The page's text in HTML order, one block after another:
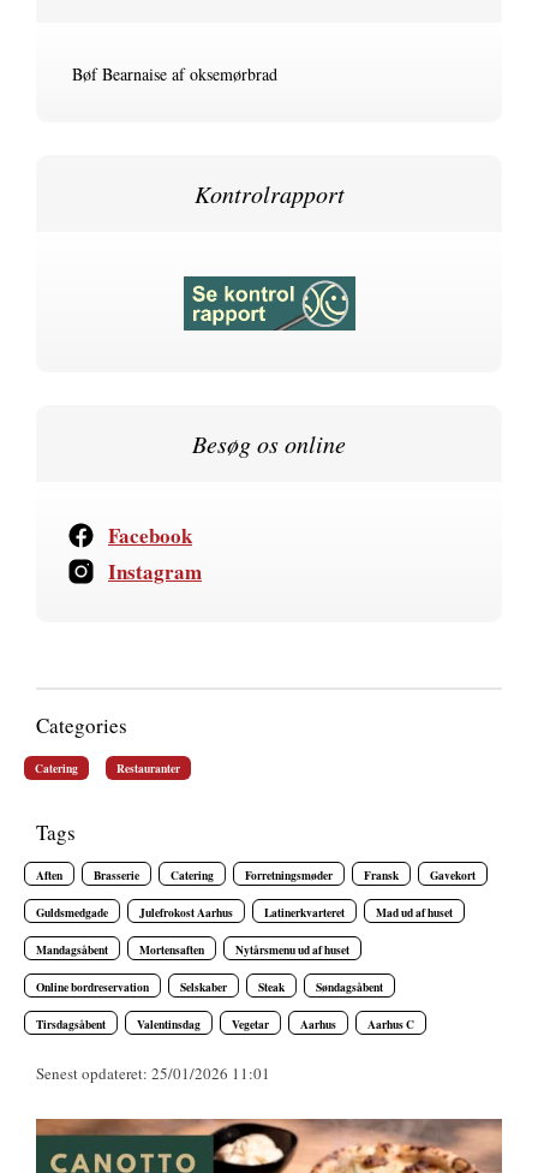
Bøf Bearnaise af oksemørbrad
Kontrolrapport
Besøg os online
Facebook
Instagram
Categories
Catering Restauranter
Tags
Aften Brasserie Catering Forretningsmøder Fransk Gavekort
Guldsmedgade Julefrokost Aarhus Latinerkvarteret Mad ud af huset
Mandagsåbent Mortensaften Nytårsmenu ud af huset
Online bordreservation Selskaber Steak Søndagsåbent
Tirsdagsåbent Valentinsdag Vegetar Aarhus Aarhus C
Senest opdateret: 25/01/2026 11:01